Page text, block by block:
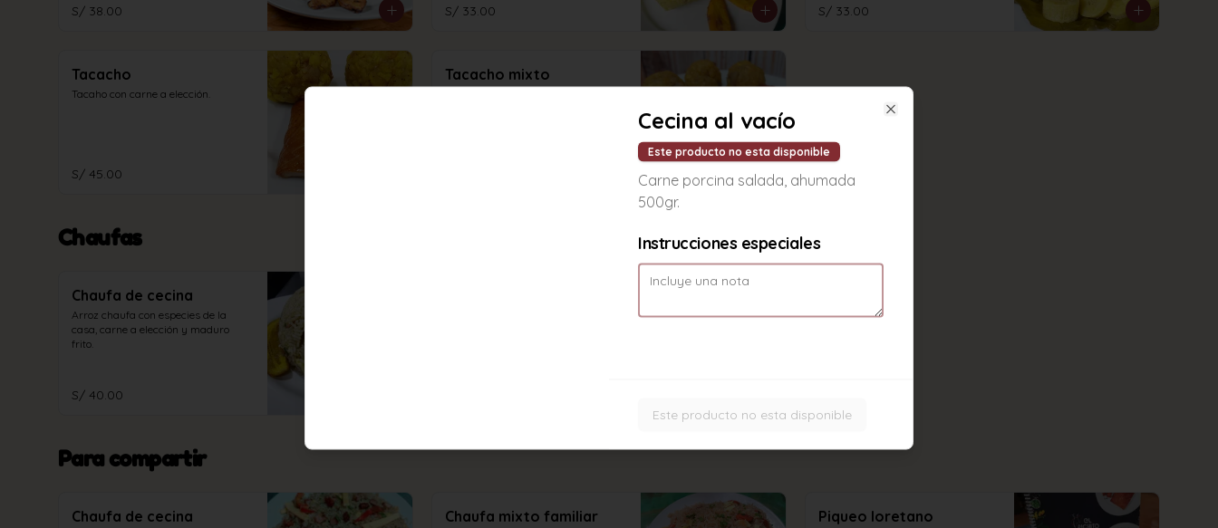
S/ 38.00 S/ 33.00 S/ 33.00
Tacacho
Tacaho con carne a elección.
S/ 45.00
Tacacho mixto
Chaufas
Chaufa de cecina
Arroz chaufa con especies de la
casa, carne a elección y maduro
frito.
S/ 40.00
Para compartir
Chaufa de cecina
Chaufa mixto familiar Piqueo loretano
Cecina al vacío
Este producto no esta disponible
Carne porcina salada, ahumada
500gr.
Instrucciones especiales
Este producto no esta disponible